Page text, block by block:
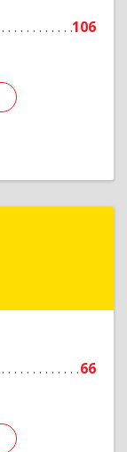
106
66
г, Дружбы